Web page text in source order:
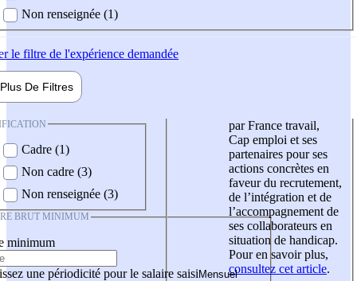
Non renseignée (1)
le filtre de l'expérience demandée
Plus De Filtres
Cadre (1)
Non cadre (3)
Non renseignée (3)
BRUT MINIMUM
minimum
une périodicité pour le salaire saisi
par France travail,
Cap emploi et ses
partenaires pour ses
actions concrètes en
faveur du recrutement,
de l’intégration et de
l’accompagnement de
ses collaborateurs en
situation de handicap.
Pour en savoir plus,
consultez cet article.